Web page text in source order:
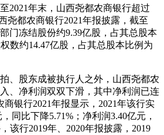
年末，山西尧都农商银行超过
尧都农商银行2021年报披露，截至
门冻结股份约9.39亿股，占其总股本
数约14.47亿股，占其总股本比例为
股东成被执行人之外，山西尧都农
、净利润双双下滑，其中净利润已连
银行2021年报显示，2021年该行实
同比下降5.71%；净利润3.40亿元，
该行2019年、2020年报披露，2019